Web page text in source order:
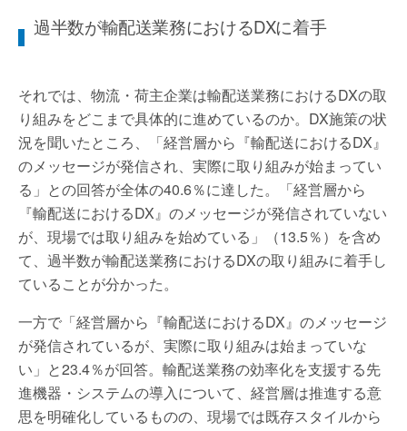
過半数が輸配送業務におけるDXに着手
それでは、物流・荷主企業は輸配送業務におけるDXの取
り組みをどこまで具体的に進めているのか。DX施策の状
況を聞いたところ、「経営層から『輸配送におけるDX』
のメッセージが発信され、実際に取り組みが始まってい
る」との回答が全体の40.6％に達した。「経営層から
『輸配送におけるDX』のメッセージが発信されていない
が、現場では取り組みを始めている」（13.5％）を含め
て、過半数が輸配送業務におけるDXの取り組みに着手し
ていることが分かった。
一方で「経営層から『輸配送におけるDX』のメッセージ
が発信されているが、実際に取り組みは始まっていな
い」と23.4％が回答。輸配送業務の効率化を支援する先
進機器・システムの導入について、経営層は推進する意
思を明確化しているものの、現場では既存スタイルから